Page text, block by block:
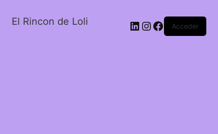
El Rincon de Loli LinkedIn
Instagram
FacebookAcceder